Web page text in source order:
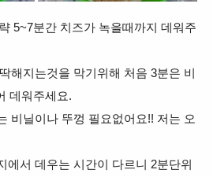
5~7분간 치즈가 녹을때까지 데워주
해지는것을 막기위해 처음 3분은 비
데워주세요.
비닐이나 뚜껑 필요없어요!! 저는 오
에서 데우는 시간이 다르니 2분단위